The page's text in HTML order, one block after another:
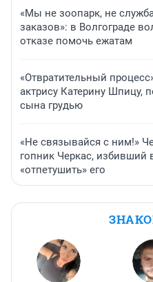
«Мы не зоопарк, не
заказов»: в Волгограде
отказе помочь ежатам
«Отвратительный
актрису Катерину Шпицу,
сына грудью
«Не связывайся с ним!»
гопник Черкас, избивший
«отпетушить» его